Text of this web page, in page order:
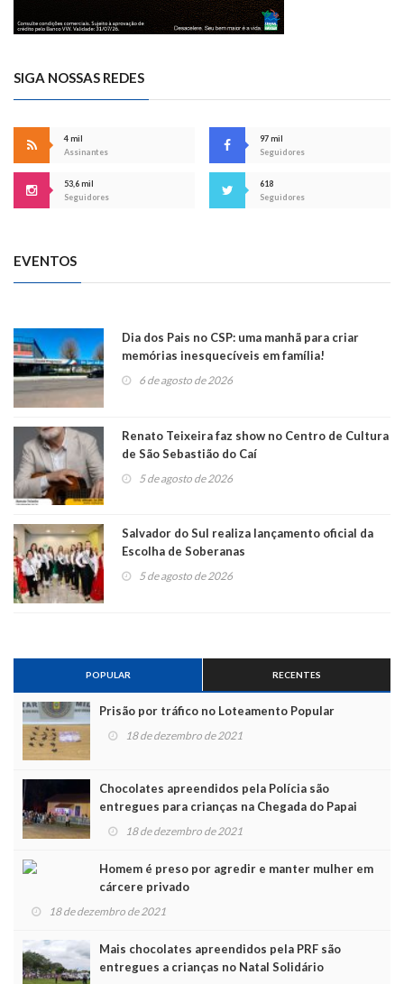
SIGA NOSSAS REDES
4 mil
Assinantes
97 mil
Seguidores
53,6 mil
Seguidores
618
Seguidores
EVENTOS
Dia dos Pais no CSP: uma manhã para criar
memórias inesquecíveis em família!
6 de agosto de 2026
Renato Teixeira faz show no Centro de Cultura
de São Sebastião do Caí
5 de agosto de 2026
Salvador do Sul realiza lançamento oficial da
Escolha de Soberanas
5 de agosto de 2026
POPULAR RECENTES
Prisão por tráfico no Loteamento Popular
18 de dezembro de 2021
Chocolates apreendidos pela Polícia são
entregues para crianças na Chegada do Papai
Noel 18 de dezembro de 2021
Homem é preso por agredir e manter mulher em
cárcere privado
18 de dezembro de 2021
Mais chocolates apreendidos pela PRF são
entregues a crianças no Natal Solidário